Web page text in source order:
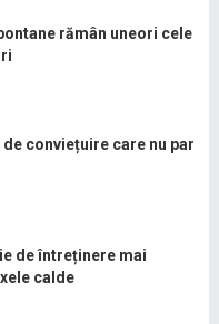
rămân uneori cele
conviețuire care nu par
de întreținere mai
calde